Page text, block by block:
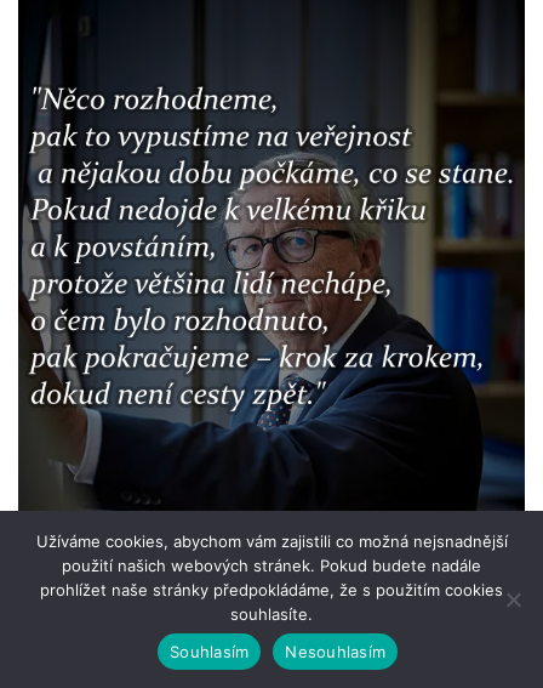
Užíváme cookies, abychom vám zajistili co možná nejsnadnější
použití našich webových stránek. Pokud budete nadále
prohlížet naše stránky předpokládáme, že s použitím cookies
souhlasíte.
Souhlasím
Nesouhlasím